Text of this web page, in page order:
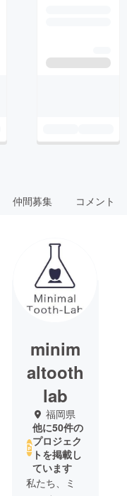
仲間募集 コメント
minim
altooth
lab
福岡県
他に50件の
プロジェク
トを掲載し
ています
私たち、ミ